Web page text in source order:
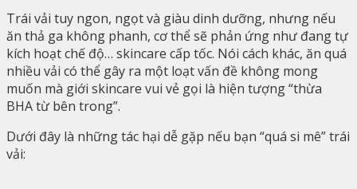
Trái vải tuy ngon, ngọt và giàu dinh dưỡng, nhưng nếu
ăn thả ga không phanh, cơ thể sẽ phản ứng như đang tự
kích hoạt chế độ… skincare cấp tốc. Nói cách khác, ăn quá
nhiều vải có thể gây ra một loạt vấn đề không mong
muốn mà giới skincare vui vẻ gọi là hiện tượng “thừa
BHA từ bên trong”.
Dưới đây là những tác hại dễ gặp nếu bạn “quá si mê” trái
vải: